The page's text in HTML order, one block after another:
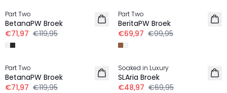
LINNEN
Part Two
BetanaPW Broek
€71,97 €119,95
LINNEN
Part Two
BeritaPW Broek
€69,97 €99,95
LINNEN
-40%
Part Two
BetanaPW Broek
€71,97 €119,95
LINNEN
-30%
Soaked in Luxury
SLAria Broek
€48,97 €69,95